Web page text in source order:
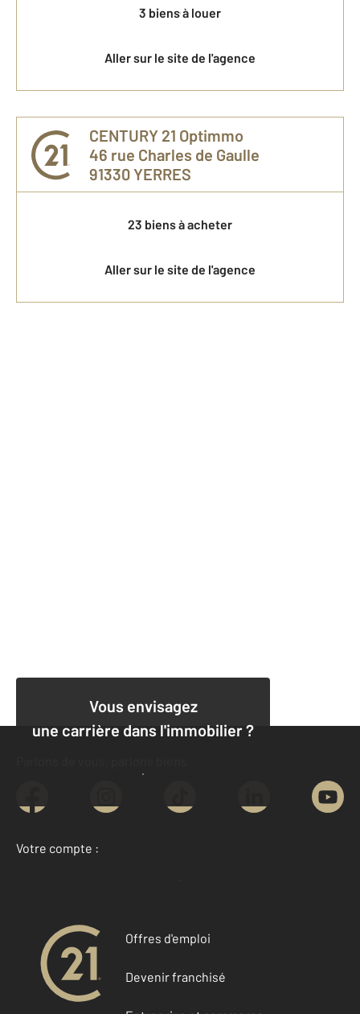
3 biens à louer
Aller sur le site de l'agence
CENTURY 21 Optimmo
46 rue Charles de Gaulle
91330YERRES
23 biens à acheter
Aller sur le site de l'agence
Vous envisagez
une carrière dans l'immobilier ?
Découvrir nos offres
Votre compte :
Accéder à mon compte
Offres d'emploi
Devenir franchisé